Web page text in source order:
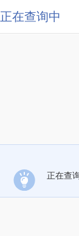
正在查询中
正在查